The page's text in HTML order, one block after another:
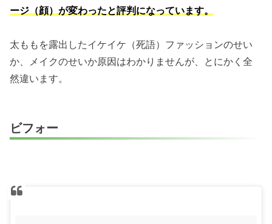
ージ（顔）が変わったと評判になっています。
太ももを露出したイケイケ（死語）ファッションのせい
か、メイクのせいか原因はわかりませんが、とにかく全
然違います。
ビフォー